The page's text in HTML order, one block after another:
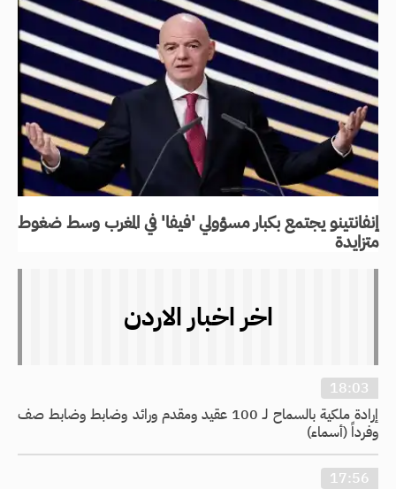
إنفانتينو يجتمع بكبار مسؤولي 'فيفا' في المغرب وسط ضغوط
متزايدة
اخر اخبار الاردن
18:03
إرادة ملكية بالسماح لـ 100 عقيد ومقدم ورائد وضابط وضابط صف
وفرداً (أسماء)
17:56